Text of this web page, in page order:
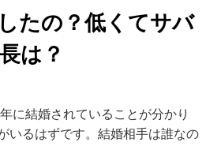
たの？低くてサバ
は？
に結婚されていることが分かり
いるはずです。結婚相手は誰なの